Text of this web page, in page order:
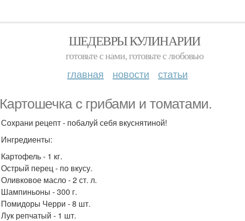
ШЕДЕВРЫ КУЛИНАРИИ
готовьте с нами, готовьте с любовью
главная новости статьи
Картошечка с грибами и томатами.
Сохрани рецепт - побалуй себя вкуснятиной!
Ингредиенты:
Картофель - 1 кг.
Острый перец - по вкусу.
Оливковое масло - 2 ст. л.
Шампиньоны - 300 г.
Помидоры Черри - 8 шт.
Лук репчатый - 1 шт.